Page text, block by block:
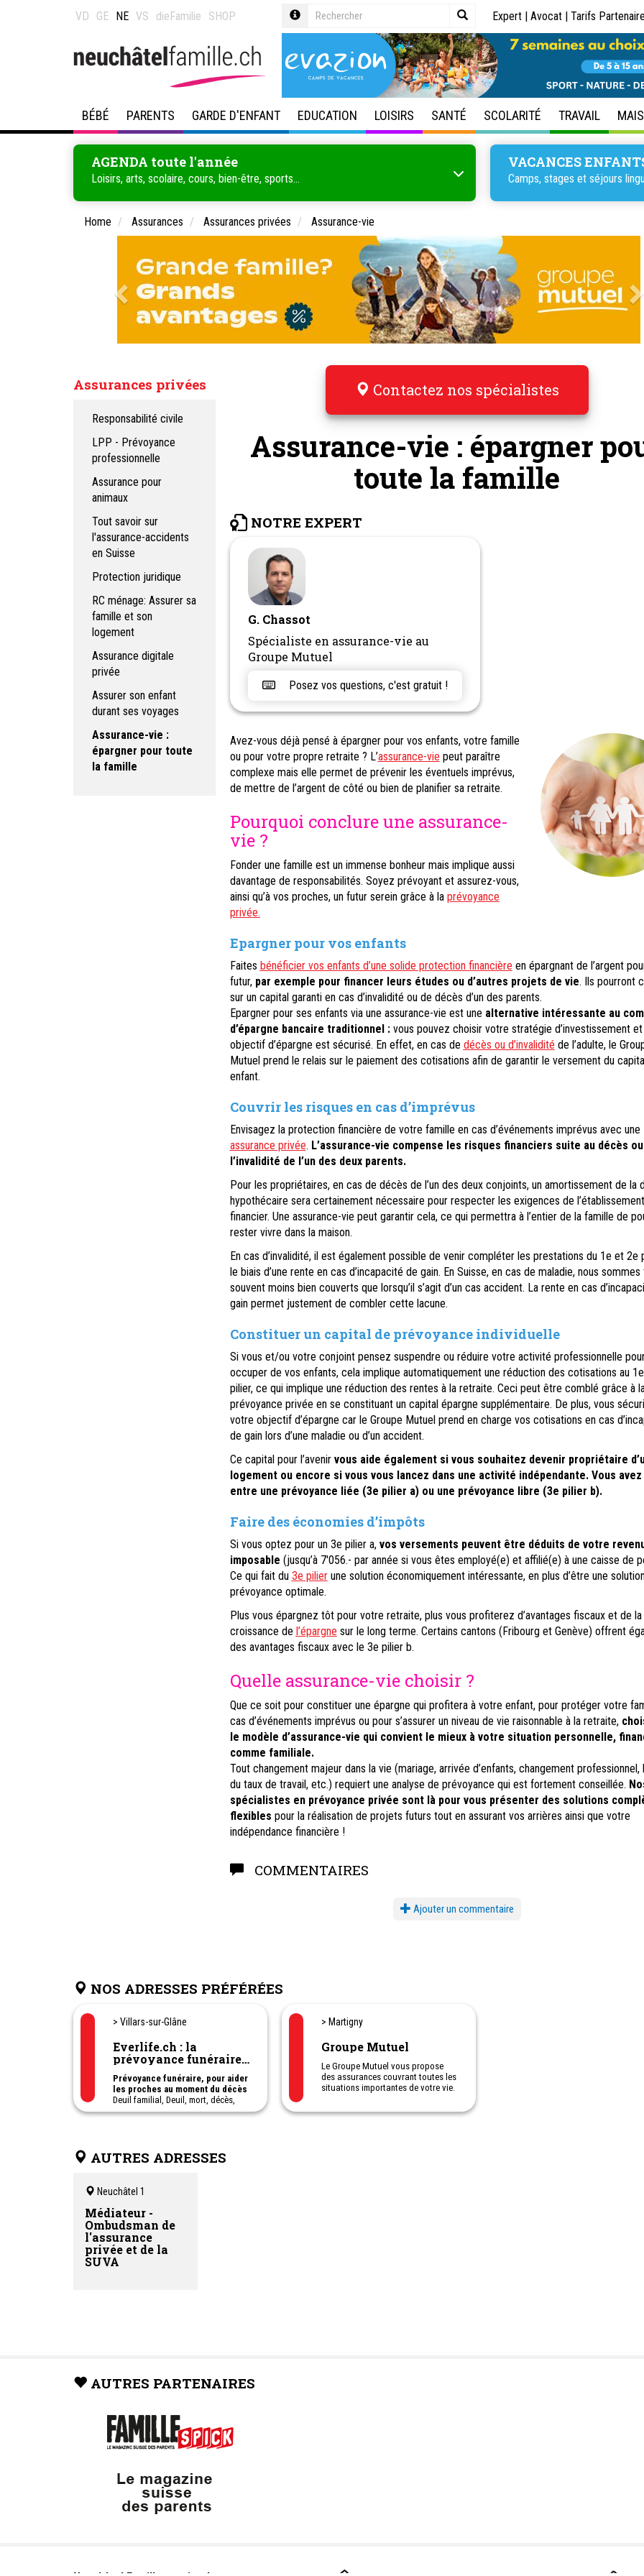
VD GE NE VS dieFamilie SHOP Expert | Avocat | Tarifs
BÉBÉ PARENTS GARDE D'ENFANT EDUCATION LOISIRS SANTÉ SCOLARITÉ TRAVAIL
AGENDA toute l'année
Loisirs, arts, scolaire, cours, bien-être, sports...
VACANCES
Camps, stages et séjours
Home Assurances Assurances privées Assurance-vie
Assurances privées
Responsabilité civile
LPP - Prévoyance
professionnelle
Assurance pour
animaux
Tout savoir sur
l'assurance-accidents
en Suisse
Protection juridique
RC ménage: Assurer sa
famille et son
logement
Assurance digitale
privée
Assurer son enfant
durant ses voyages
Assurance-vie :
épargner pour toute
la famille
Contactez nos spécialistes
Assurance-vie : épargner
toute la famille
NOTRE EXPERT
G. Chassot
Spécialiste en assurance-vie au
Groupe Mutuel
Posez vos questions, c'est gratuit !
Avez-vous déjà pensé à épargner pour vos enfants, votre famille
ou pour votre propre retraite ? L’assurance-vie peut paraître
complexe mais elle permet de prévenir les éventuels imprévus,
de mettre de l’argent de côté ou bien de planifier sa retraite.
Pourquoi conclure une assurance-
vie ?
Fonder une famille est un immense bonheur mais implique aussi
davantage de responsabilités. Soyez prévoyant et assurez-vous,
ainsi qu’à vos proches, un futur serein grâce à la prévoyance
privée.
Epargner pour vos enfants
Faites bénéficier vos enfants d’une solide protection financière en épargnant de l’argent
futur, par exemple pour financer leurs études ou d’autres projets de vie. Ils pourront
sur un capital garanti en cas d’invalidité ou de décès d’un des parents.
Epargner pour ses enfants via une assurance-vie est une alternative intéressante au
d’épargne bancaire traditionnel :vous pouvez choisir votre stratégie d’investissement
objectif d’épargne est sécurisé. En effet, en cas de décès ou d’invalidité de l’adulte, le
Mutuel prend le relais sur le paiement des cotisations afin de garantir le versement du
enfant.
Couvrir les risques en cas d’imprévus
Envisagez la protection financière de votre famille en cas d’événements imprévus avec une
assurance privée. L’assurance-vie compense les risques financiers suite au décès
l’invalidité de l’un des deux parents.
Pour les propriétaires, en cas de décès de l’un des deux conjoints, un amortissement de la
hypothécaire sera certainement nécessaire pour respecter les exigences de l’établissement
financier. Une assurance-vie peut garantir cela, ce qui permettra à l’entier de la famille de
rester vivre dans la maison.
En cas d’invalidité, il est également possible de venir compléter les prestations du 1e et 2e
le biais d’une rente en cas d’incapacité de gain. En Suisse, en cas de maladie, nous
souvent moins bien couverts que lorsqu’il s’agit d’un cas accident. La rente en cas
gain permet justement de combler cette lacune.
Constituer un capital de prévoyance individuelle
Si vous et/ou votre conjoint pensez suspendre ou réduire votre activité professionnelle
occuper de vos enfants, cela implique automatiquement une réduction des cotisations au
pilier, ce qui implique une réduction des rentes à la retraite. Ceci peut être comblé grâce à
prévoyance privée en se constituant un capital épargne supplémentaire. De plus, vous
votre objectif d’épargne car le Groupe Mutuel prend en charge vos cotisations en cas
de gain lors d’une maladie ou d’un accident.
Ce capital pour l’avenir vous aide également si vous souhaitez devenir propriétaire
logement ou encore si vous vous lancez dans une activité indépendante. Vous
entre une prévoyance liée (3e pilier a) ou une prévoyance libre (3e pilier b).
Faire des économies d’impôts
Si vous optez pour un 3e pilier a, vos versements peuvent être déduits de votre
imposable (jusqu’à 7'056.- par année si vous êtes employé(e) et affilié(e) à une caisse de
Ce qui fait du 3e pilierune solution économiquement intéressante, en plus d’être une
prévoyance optimale.
Plus vous épargnez tôt pour votre retraite, plus vous profiterez d’avantages fiscaux et de la
croissance de l’épargne sur le long terme. Certains cantons (Fribourg et Genève) offrent
des avantages fiscaux avec le 3e pilier b.
Quelle assurance-vie choisir ?
Que ce soit pour constituer une épargne qui profitera à votre enfant, pour protéger votre
cas d’événements imprévus ou pour s’assurer un niveau de vie raisonnable à la retraite,
le modèle d’assurance-vie qui convient le mieux à votre situation personnelle,
comme familiale.
Tout changement majeur dans la vie (mariage, arrivée d’enfants, changement professionnel,
du taux de travail, etc.) requiert une analyse de prévoyance qui est fortement conseillée.
spécialistes en prévoyance privée sont là pour vous présenter des solutions
flexibles pour la réalisation de projets futurs tout en assurant vos arrières ainsi que votre
indépendance financière !
COMMENTAIRES
Ajouter un commentaire
NOS ADRESSES PRÉFÉRÉES
> Villars-sur-Glâne
Everlife.ch : la
prévoyance funéraire
repensée
Prévoyance funéraire, pour aider
les proches au moment du décès
Deuil familial, Deuil, mort, décès,
funérailles, cimetière, Tristesse,
Perte d'un proche, Décès dans la
famille, Perte d'un proche,
Sépulture, Accompagnement au
deuil.
> Martigny
Groupe Mutuel
Le Groupe Mutuel vous propose
des assurances couvrant toutes les
situations importantes de votre vie.
AUTRES ADRESSES
Neuchâtel 1
Médiateur -
Ombudsman de
l'assurance
privée et de la
SUVA
AUTRES PARTENAIRES